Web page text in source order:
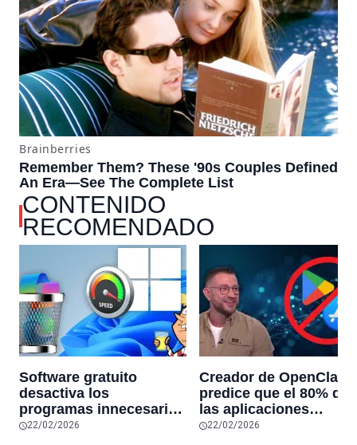
CONTENIDO
RECOMENDADO
Software gratuito
desactiva los
programas innecesarios
de Windows 11 y
22/02/2026
Creador de OpenClaw
predice que el 80% de
las aplicaciones
actuales
22/02/2026